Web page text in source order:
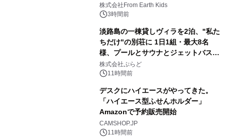
(日)開催
株式会社From Earth Kids
3時間前
淡路島の一棟貸しヴィラを2泊、"私た
ちだけ"の別荘に 1日1組・最大8名
様、プールとサウナとジェットバス付
きで Villa Mon Temps AWAJIの連泊
素泊りプラン
株式会社ぷらど
11時間前
デスクにハイエースがやってきた。
「ハイエース型ふせんホルダー」
Amazonで予約販売開始
CAMSHOP.JP
11時間前